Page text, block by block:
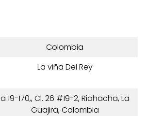
Colombia
La viña Del Rey
a 19-170,, Cl. 26 #19-2, Riohacha, La
Guajira, Colombia